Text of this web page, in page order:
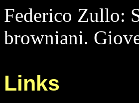
Federico Zullo:
browniani.
Links